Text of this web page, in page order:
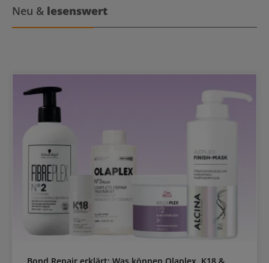
Neu & lesenswert
Bond Repair erklärt: Was können Olaplex, K18 &